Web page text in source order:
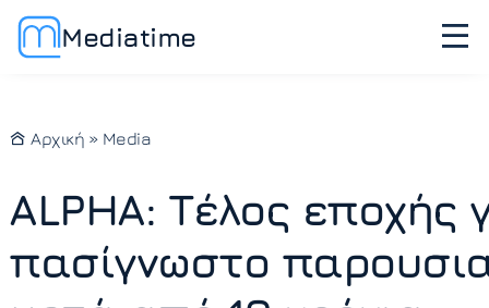
Mediatime
Αρχική » Media
ALPHA: Τέλος εποχής
πασίγνωστο